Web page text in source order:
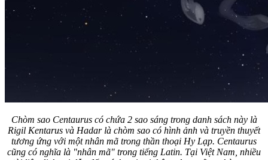
Chòm sao Centaurus có chứa 2 sao sáng trong danh sách này là
Rigil Kentarus và Hadar là chòm sao có hình ảnh và truyền thuyết
tương ứng với một nhân mã trong thần thoại Hy Lạp. Centaurus
cũng có nghĩa là "nhân mã" trong tiếng Latin. Tại Việt Nam, nhiều